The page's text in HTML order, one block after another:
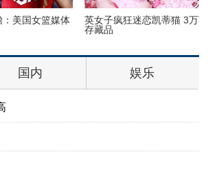
篮媒体
英女子疯狂迷恋凯蒂猫 3万英镑
国内 娱乐